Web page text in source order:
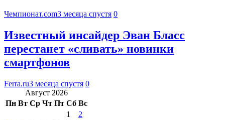
Чемпионат.com3 месяца спустя 0
Известный инсайдер Эван Бласс
перестанет «сливать» новинки
смартфонов
Ferra.ru3 месяца спустя 0
Август 2026
Пн Вт Ср Чт Пт Сб Вс
1
2